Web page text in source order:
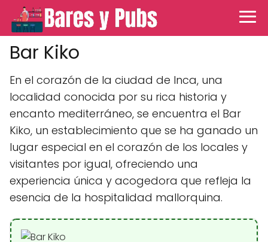
Bar Kiko
En el corazón de la ciudad de Inca, una
localidad conocida por su rica historia y
encanto mediterráneo, se encuentra el Bar
Kiko, un establecimiento que se ha ganado un
lugar especial en el corazón de los locales y
visitantes por igual, ofreciendo una
experiencia única y acogedora que refleja la
esencia de la hospitalidad mallorquina.